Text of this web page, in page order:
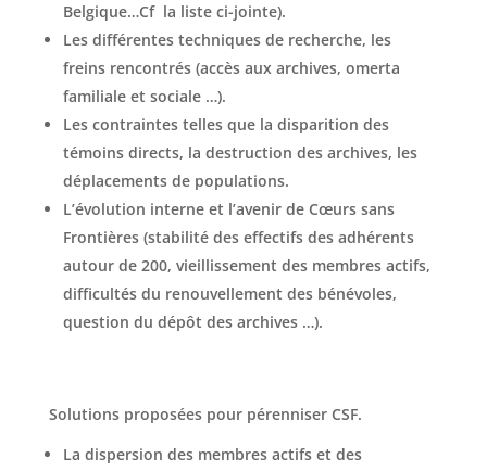
Belgique…Cf la liste ci-jointe).
Les différentes techniques de recherche, les
freins rencontrés (accès aux archives, omerta
familiale et sociale …).
Les contraintes telles que la disparition des
témoins directs, la destruction des archives, les
déplacements de populations.
L’évolution interne et l’avenir de Cœurs sans
Frontières (stabilité des effectifs des adhérents
autour de 200, vieillissement des membres actifs,
difficultés du renouvellement des bénévoles,
question du dépôt des archives …).
Solutions proposées pour pérenniser CSF.
La dispersion des membres actifs et des